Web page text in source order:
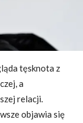
tęsknota z
a
relacji.
objawia się